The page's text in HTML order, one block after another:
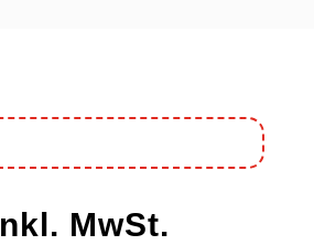
MwSt.